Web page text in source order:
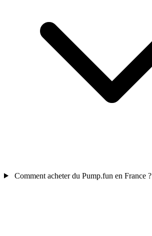
Comment acheter du Pump.fun en France ?